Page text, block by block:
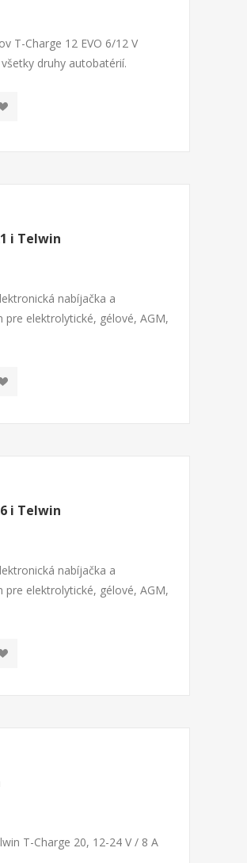
T-Charge 12 EVO 6/12 V
druhy autobatérií.
i Telwin
nabíjačka a
pre elektrolytické, gélové, AGM,
i Telwin
nabíjačka a
pre elektrolytické, gélové, AGM,
T-Charge 20, 12-24 V / 8 A